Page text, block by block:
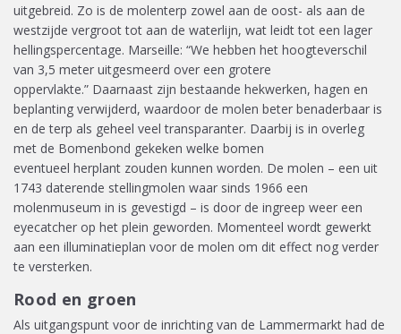
uitgebreid. Zo is de molenterp zowel aan de oost- als aan de
westzijde vergroot tot aan de waterlijn, wat leidt tot een lager
hellingspercentage. Marseille: “We hebben het hoogteverschil
van 3,5 meter uitgesmeerd over een grotere
oppervlakte.” Daarnaast zijn bestaande hekwerken, hagen en
beplanting verwijderd, waardoor de molen beter benaderbaar is
en de terp als geheel veel transparanter. Daarbij is in overleg
met de Bomenbond gekeken welke bomen
eventueel herplant zouden kunnen worden. De molen – een uit
1743 daterende stellingmolen waar sinds 1966 een
molenmuseum in is gevestigd – is door de ingreep weer een
eyecatcher op het plein geworden. Momenteel wordt gewerkt
aan een illuminatieplan voor de molen om dit effect nog verder
te versterken.
Rood en groen
Als uitgangspunt voor de inrichting van de Lammermarkt had de